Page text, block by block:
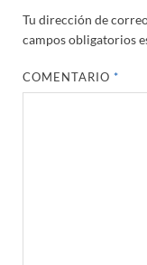
Tu dirección de
campos obligatorios
COMENTARIO*